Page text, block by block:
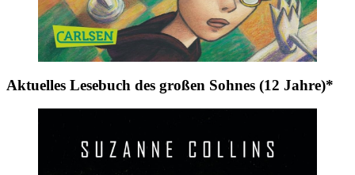
Aktuelles Lesebuch des großen Sohnes (12 Jahre)*